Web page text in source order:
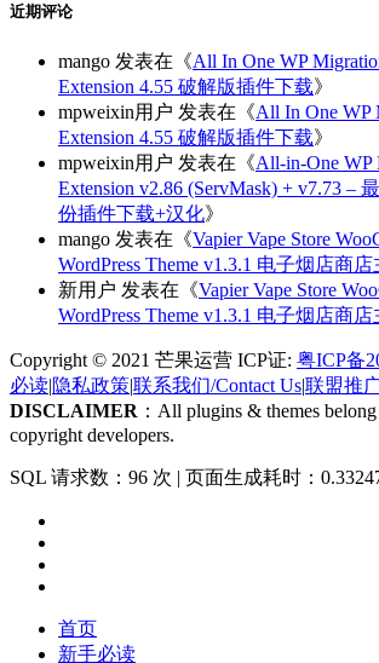
近期评论
mango 发表在《All In One WP
Extension 4.55 破解版插件下载》
mpweixin用户 发表在《All In One WP
Extension 4.55 破解版插件下载》
mpweixin用户 发表在《All-in-One WP
Extension v2.86 (ServMask) + v7.73 –
份插件下载+汉化》
mango 发表在《Vapier Vape Store
WordPress Theme v1.3.1 电子烟店商
新用户 发表在《Vapier Vape Store
WordPress Theme v1.3.1 电子烟店商
Copyright © 2021 芒果运营 ICP证: 粤ICP备
必读|隐私政策|联系我们/Contact Us|联盟推
DISCLAIMER ：All plugins & themes
copyright developers.
SQL 请求数：96 次 | 页面生成耗时：
首页
新手必读